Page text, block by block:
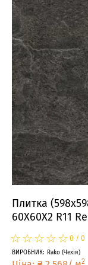
Плитка
60X60X2 R11
☆
★☆
★☆
★☆
★☆
★ 0 / 0
ВИРОБНИК: Rako (Чехія)
2